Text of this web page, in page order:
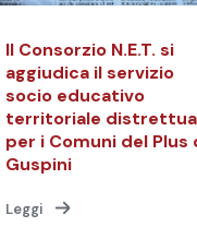
Il Consorzio N.E.T. si
aggiudica il servizio
socio educativo
territoriale
per i Comuni del Plus
Guspini
Leggi